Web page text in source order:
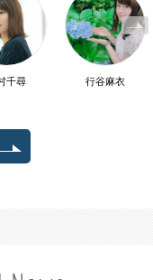
千尋 行谷麻衣